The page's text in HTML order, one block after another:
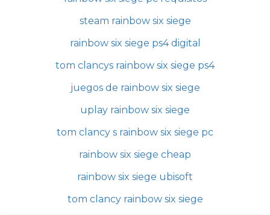
steam rainbow six siege
rainbow six siege ps4 digital
tom clancys rainbow six siege ps4
juegos de rainbow six siege
uplay rainbow six siege
tom clancy s rainbow six siege pc
rainbow six siege cheap
rainbow six siege ubisoft
tom clancy rainbow six siege